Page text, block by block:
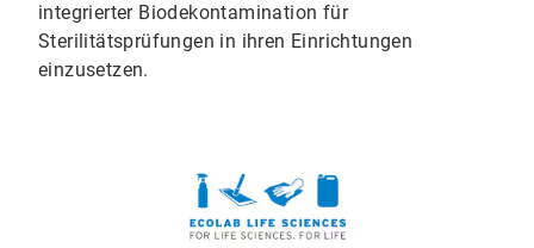
integrierter Biodekontamination für
Sterilitätsprüfungen in ihren Einrichtungen
einzusetzen.